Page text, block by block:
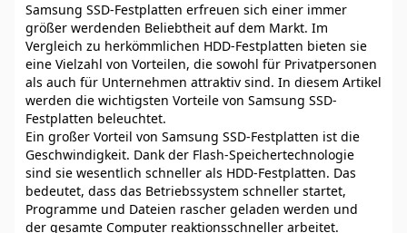
Samsung SSD-Festplatten erfreuen sich einer immer
größer werdenden Beliebtheit auf dem Markt. Im
Vergleich zu herkömmlichen HDD-Festplatten bieten sie
eine Vielzahl von Vorteilen, die sowohl für Privatpersonen
als auch für Unternehmen attraktiv sind. In diesem Artikel
werden die wichtigsten Vorteile von Samsung SSD-
Festplatten beleuchtet.
Ein großer Vorteil von Samsung SSD-Festplatten ist die
Geschwindigkeit. Dank der Flash-Speichertechnologie
sind sie wesentlich schneller als HDD-Festplatten. Das
bedeutet, dass das Betriebssystem schneller startet,
Programme und Dateien rascher geladen werden und
der gesamte Computer reaktionsschneller arbeitet.